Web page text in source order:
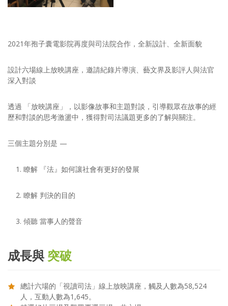
2021年孢子囊電影院再度與司法院合作，全新設計、全新面貌
設計六場線上放映講座，邀請紀錄片導演、藝文界及影評人與法官
深入對談
透過 「放映講座」，以影像故事和主題對談，引導觀眾在故事的經
歷和對談的思考激盪中，獲得對司法議題更多的了解與關注。
三個主題分別是 —
1. 瞭解 『法』如何讓社會有更好的發展
2. 瞭解 判決的目的
3. 傾聽 當事人的聲音
成長與 突破
總計六場的「視讀司法」線上放映講座，觸及人數為58,524
人，互動人數為1,645。